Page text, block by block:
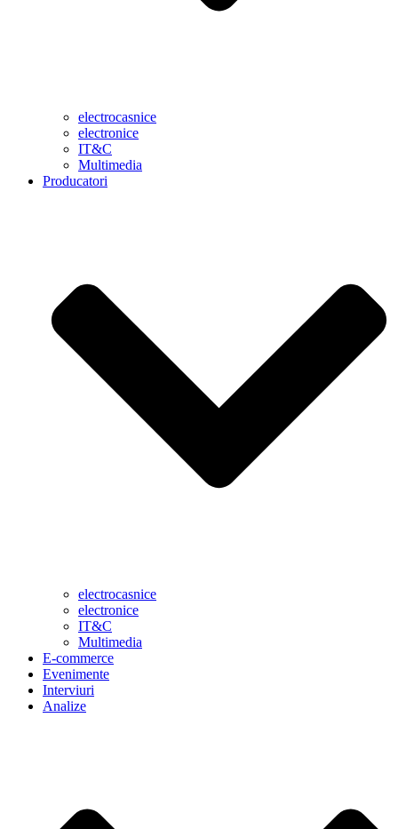
electrocasnice
electronice
IT&C
Multimedia
Producatori
electrocasnice
electronice
IT&C
Multimedia
E-commerce
Evenimente
Interviuri
Analize